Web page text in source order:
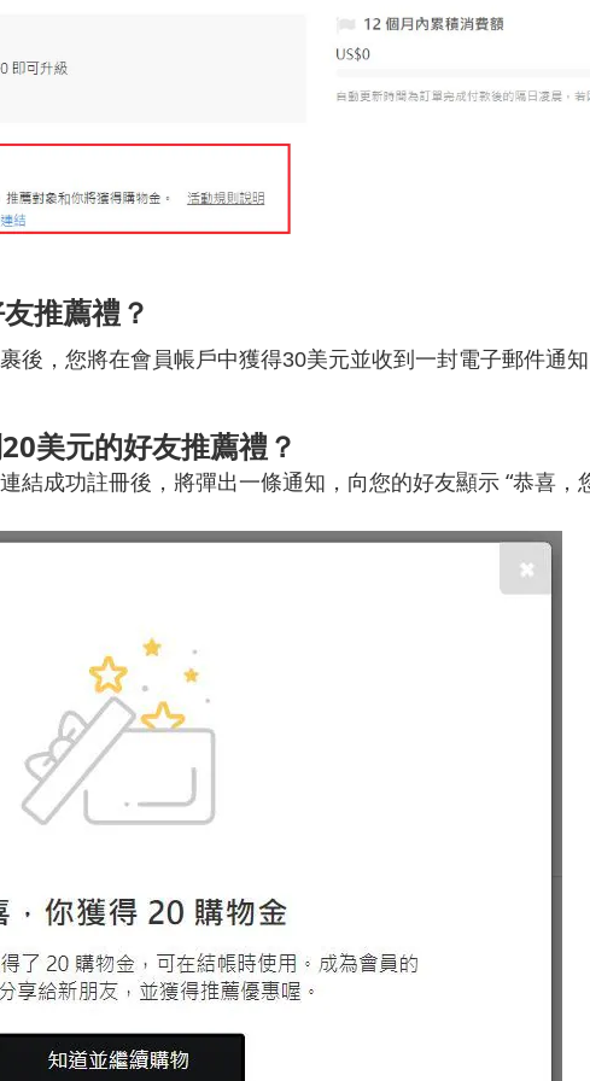
推薦禮？
後，您將在會員帳戶中獲得30美元並收到一封電子郵件通
20美元的好友推薦禮？
連結成功註冊後，將彈出一條通知，向您的好友顯示 “恭喜，